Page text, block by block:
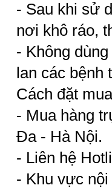
- Sau khi sử
nơi khô ráo,
- Không
lan các bệnh
Cách đặt
- Mua hàng
Đa - Hà Nội.
- Liên hệ
- Khu vực